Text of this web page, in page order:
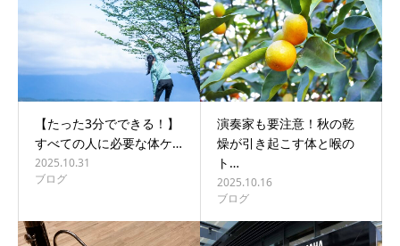
【たった3分でできる！】
すべての人に必要な体ケ…
2025.10.31
ブログ
演奏家も要注意！秋の乾
燥が引き起こす体と喉の
ト…
2025.10.16
ブログ